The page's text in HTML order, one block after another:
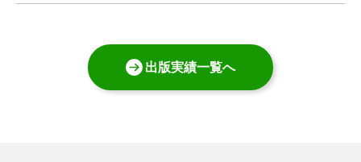
出版実績一覧へ